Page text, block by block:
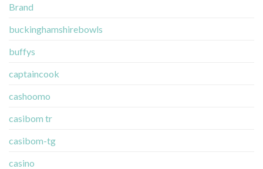
Brand
buckinghamshirebowls
buffys
captaincook
cashoomo
casibom tr
casibom-tg
casino